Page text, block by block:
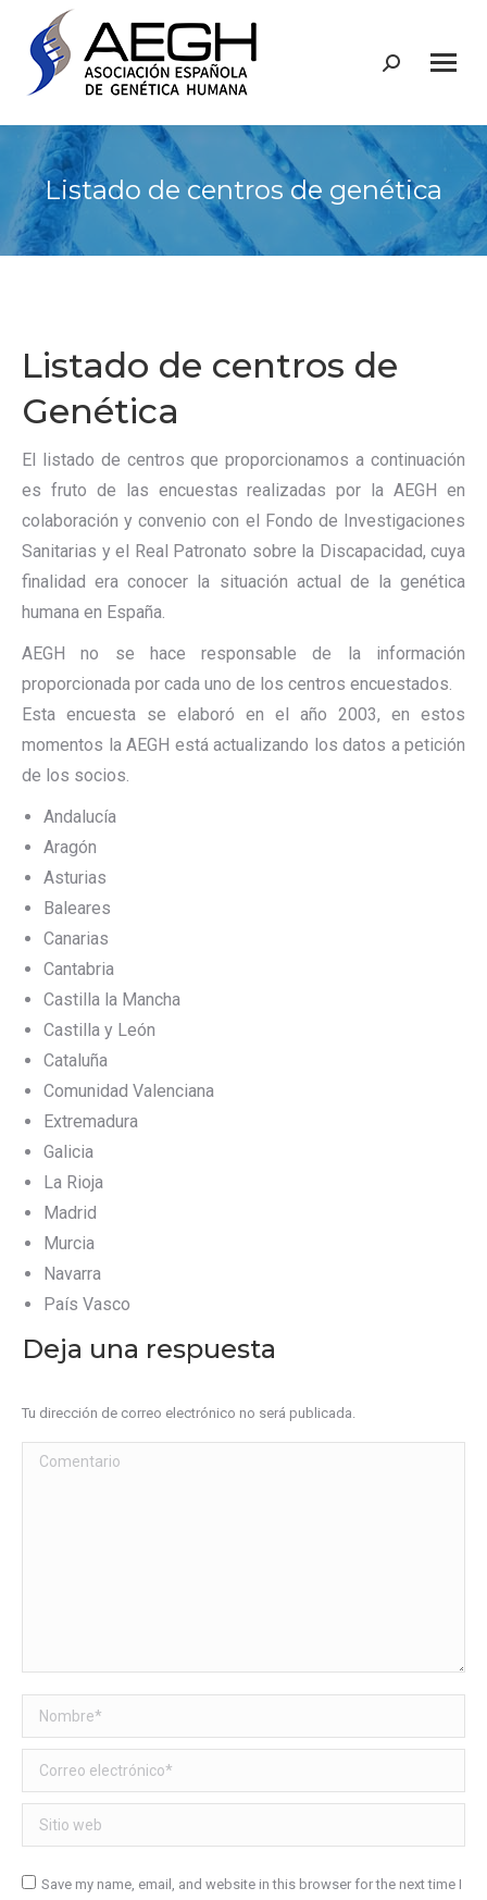
Buscar:
Listado de centros de genética
Listado de centros de
Genética
El listado de centros que proporcionamos a continuación
es fruto de las encuestas realizadas por la AEGH en
colaboración y convenio con el Fondo de Investigaciones
Sanitarias y el Real Patronato sobre la Discapacidad, cuya
finalidad era conocer la situación actual de la genética
humana en España.
AEGH no se hace responsable de la información
proporcionada por cada uno de los centros encuestados.
Esta encuesta se elaboró en el año 2003, en estos
momentos la AEGH está actualizando los datos a petición
de los socios.
Andalucía
Aragón
Asturias
Baleares
Canarias
Cantabria
Castilla la Mancha
Castilla y León
Cataluña
Comunidad Valenciana
Extremadura
Galicia
La Rioja
Madrid
Murcia
Navarra
País Vasco
Deja una respuesta
Tu dirección de correo electrónico no será publicada.
Comentario
Nombre *
Correo electrónico *
Sitio web
Save my name, email, and website in this browser for the next time I